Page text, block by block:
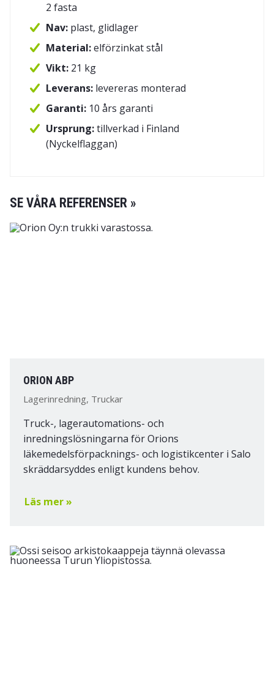
2 fasta
Nav:plast, glidlager
Material:elförzinkat stål
Vikt: 21 kg
Leverans:levereras monterad
Garanti:10 års garanti
Ursprung:tillverkad i Finland
(Nyckelflaggan)
SE VÅRA REFERENSER »
ORION ABP
Lagerinredning, Truckar
Truck-, lagerautomations- och
inredningslösningarna för Orions
läkemedelsförpacknings- och logistikcenter i Salo
skräddarsyddes enligt kundens behov.
Läs mer »